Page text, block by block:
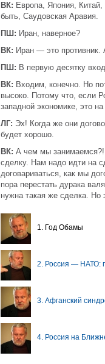
ВК: Европа, Япония,
быть, Саудовская Аравия.
ПШ: Иран, наверное?
ВК: Иран — это противник.
ПШ: В первую десятку
ВК: Входим, конечно. Но
высоко. Потому что, если
западной экономике, это
ЛГ: Эх! Когда же они
будет хорошо.
ВК: А чем мы
сделку. Нам надо идти на
договариваться, как мы
пора перестать дурака
нужна такая же сделка.
1. Год Обамы
2. Россия — НАТО:
3. Афганский
4. Россия на